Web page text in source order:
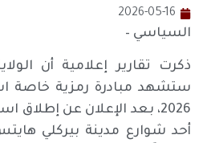
2026-05-16
السياسي –
ذكرت تقارير إعلامية أن
ستشهد مبادرة رمزية خاصة
2026، بعد الإعلان عن
أحد شوارع مدينة بيركلي